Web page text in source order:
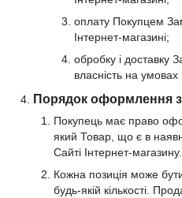
оплату Покупцем
Інтернет-магазині;
обробку і доставку
власність на
Порядок оформлення
Покупець має право
який Товар, що є в
Сайті Інтернет-магазину.
Кожна позиція може
будь-якій кількості.